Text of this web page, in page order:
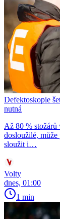
Defektoskopie
nutná
Až 80 % stožárů
dosloužilé, může
sloužit i…
Volty
dnes, 01:00
1 min